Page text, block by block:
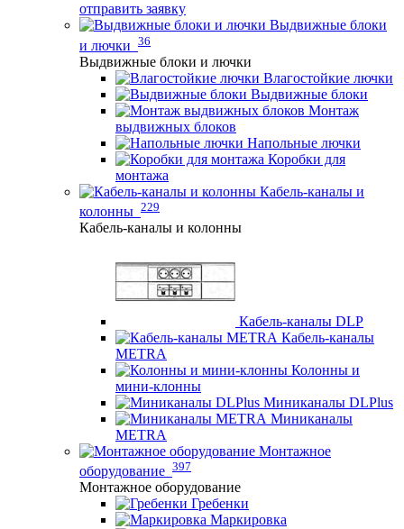
отправить заявку
Выдвижные блоки
и лючки 36
Выдвижные блоки и лючки
Влагостойкие лючки
Выдвижные блоки
Монтаж
выдвижных блоков
Напольные лючки
Коробки для
монтажа
Кабель-каналы и
колонны 229
Кабель-каналы и колонны
Кабель-каналы DLP
Кабель-каналы
METRA
Колонны и
мини-клонны
Миниканалы DLPlus
Миниканалы
METRA
Монтажное
оборудование 397
Монтажное оборудование
Гребенки
Маркировка